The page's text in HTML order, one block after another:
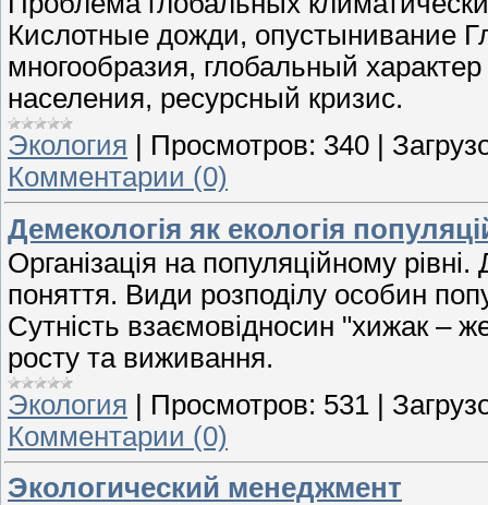
Кислотные дожди, опустынивание
многообразия, глобальный
населения, ресурсный кризис.
Экология
Просмотров: 340
Комментарии (0)
Демекологія як екологія
Організація на популяційному
поняття. Види розподілу особин
Сутність взаємовідносин "хижак –
росту та виживання.
Экология | Просмотров: 531 |
Комментарии (0)
Экологический менеджмент